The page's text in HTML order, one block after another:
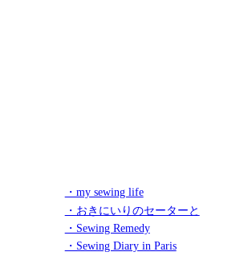
・my sewing life
・おきにいりのセーターと
・Sewing Remedy
・Sewing Diary in Paris